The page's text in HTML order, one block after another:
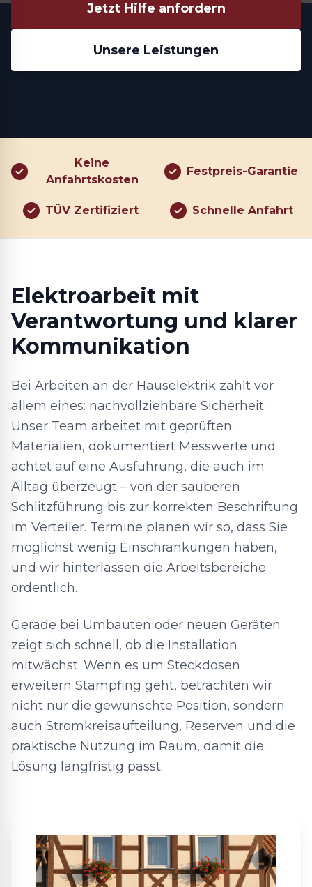
Jetzt Hilfe anfordern
Unsere Leistungen
Keine
Anfahrtskosten
Festpreis-Garantie
TÜV Zertifiziert Schnelle Anfahrt
Elektroarbeit mit
Verantwortung und klarer
Kommunikation
Bei Arbeiten an der Hauselektrik zählt vor
allem eines: nachvollziehbare Sicherheit.
Unser Team arbeitet mit geprüften
Materialien, dokumentiert Messwerte und
achtet auf eine Ausführung, die auch im
Alltag überzeugt – von der sauberen
Schlitzführung bis zur korrekten Beschriftung
im Verteiler. Termine planen wir so, dass Sie
möglichst wenig Einschränkungen haben,
und wir hinterlassen die Arbeitsbereiche
ordentlich.
Gerade bei Umbauten oder neuen Geräten
zeigt sich schnell, ob die Installation
mitwächst. Wenn es um Steckdosen
erweitern Stampfing geht, betrachten wir
nicht nur die gewünschte Position, sondern
auch Stromkreisaufteilung, Reserven und die
praktische Nutzung im Raum, damit die
Lösung langfristig passt.